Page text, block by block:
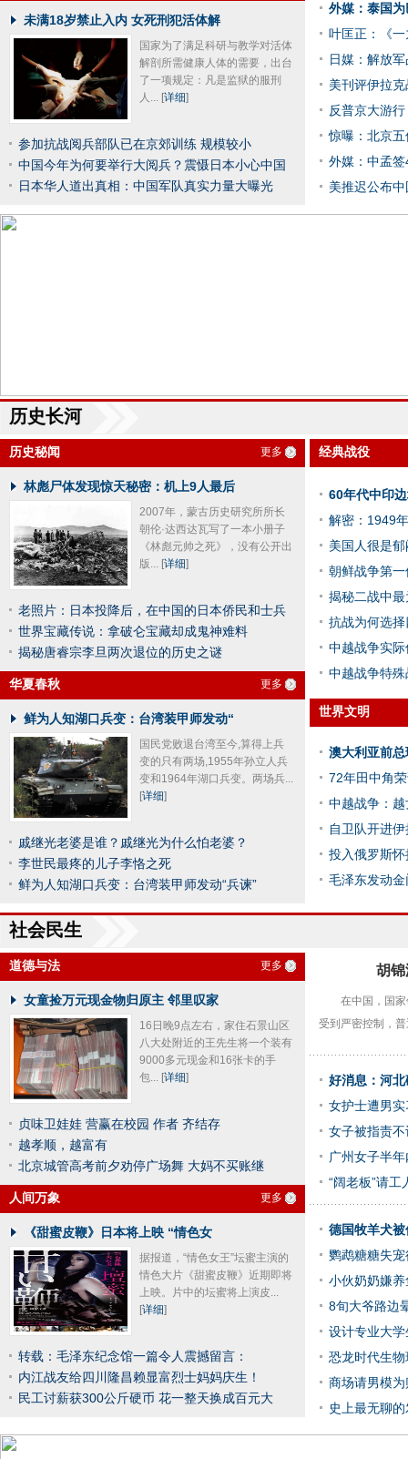
未满18岁禁止入内 女死刑犯活体解
国家为了满足科研与教学对活体
解剖所需健康人体的需要，出台
了一项规定：凡是监狱的服刑
人... [详细]
参加抗战阅兵部队已在京郊训练 规模较小
中国今年为何要举行大阅兵？震慑日本小心中国
日本华人道出真相：中国军队真实力量大曝光
外媒：泰国
叶匡正：《
日媒：解放
美刊评伊拉
反普京大游
惊曝：北京
外媒：中孟
美推迟公布
历史长河
更多
历史秘闻
林彪尸体发现惊天秘密：机上9人最后
2007年，蒙古历史研究所所长
朝伦·达西达瓦写了一本小册子
《林彪元帅之死》，没有公开出
版... [详细]
老照片：日本投降后，在中国的日本侨民和士兵
的
世界宝藏传说：拿破仑宝藏却成鬼神难料
揭秘唐睿宗李旦两次退位的历史之谜
更多
华夏春秋
鲜为人知湖口兵变：台湾装甲师发动“
国民党败退台湾至今,算得上兵
变的只有两场,1955年孙立人兵
变和1964年湖口兵变。两场兵...
[详细]
戚继光老婆是谁？戚继光为什么怕老婆？
李世民最疼的儿子李恪之死
鲜为人知湖口兵变：台湾装甲师发动“兵谏”
经典战役
60年代中印
解密：1949
美国人很是
朝鲜战争第
揭秘二战中
抗战为何选
中越战争实
中越战争特
世界文明
澳大利亚前
72年田中角
中越战争：
自卫队开进
投入俄罗斯怀
毛泽东发动
社会民生
更多
道德与法
女童捡万元现金物归原主 邻里叹家
16日晚9点左右，家住石景山区
八大处附近的王先生将一个装有
9000多元现金和16张卡的手
包... [详细]
贞味卫娃娃 营赢在校园 作者 齐结存
越孝顺，越富有
北京城管高考前夕劝停广场舞 大妈不买账继
更多
人间万象
《甜蜜皮鞭》日本将上映 “情色女
据报道，“情色女王”坛蜜主演的
情色大片《甜蜜皮鞭》近期即将
上映。片中的坛蜜将上演皮...
[详细]
转载：毛泽东纪念馆一篇令人震撼留言：
内江战友给四川隆昌赖显富烈士妈妈庆生！
民工讨薪获300公斤硬币 花一整天换成百元大
胡
在中国，国
受到严密控制，
好消息：河
女护士遭男
女子被指责
广州女子半
“阔老板”请
德国牧羊犬
鹦鹉糖糖失
小伙奶奶嫌
8旬大爷路边
设计专业大
恐龙时代生
商场请男模
史上最无聊